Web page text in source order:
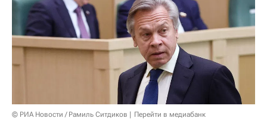
© РИА Новости / Рамиль Ситдиков
Перейти в медиабанк